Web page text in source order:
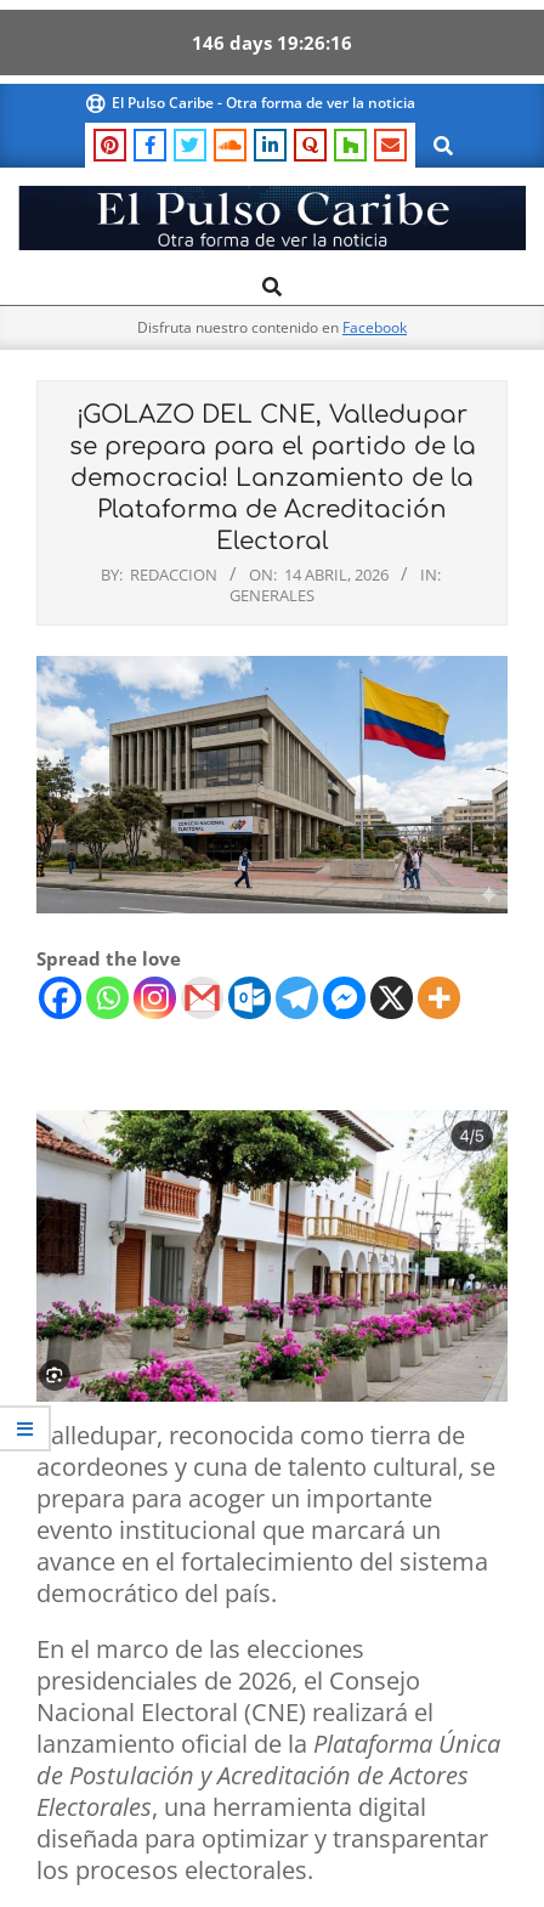
146 days 19 26 15
content
El Pulso Caribe - Otra forma de ver la noticia
Search
El
Pulso
Navigation
Search
Disfruta nuestro contenido en Facebook
¡GOLAZO DEL CNE, Valledupar
se prepara para el partido de la
democracia! Lanzamiento de la
Plataforma de Acreditación
Electoral
BY: REDACCION ON: 14 ABRIL, 2026
IN:
GENERALES
Spread the love
Valledupar, reconocida como tierra de
acordeones y cuna de talento cultural, se
prepara para acoger un importante
evento institucional que marcará un
avance en el fortalecimiento del sistema
democrático del país.
En el marco de las elecciones
presidenciales de 2026, el Consejo
Nacional Electoral (CNE) realizará el
lanzamiento oficial de la Plataforma Única
de Postulación y Acreditación de Actores
Electorales, una herramienta digital
diseñada para optimizar y transparentar
los procesos electorales.